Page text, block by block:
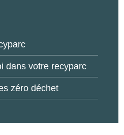
dans votre recyparc
zéro déchet